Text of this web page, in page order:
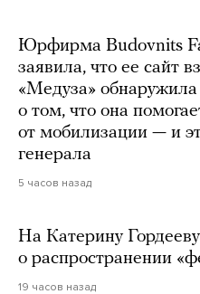
Юрфирма Budovnits
заявила, что ее сайт
«Медуза»
о том, что она
от мобилизации — и
генерала
5 часов назад
На Катерину
о распространении
19 часов назад